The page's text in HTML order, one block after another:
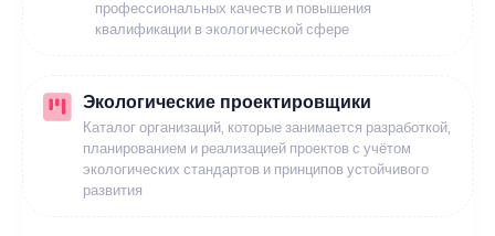
профессиональных качеств и повышения
квалификации в экологической сфере
Экологические проектировщики
Каталог организаций, которые занимается разработкой,
планированием и реализацией проектов с учётом
экологических стандартов и принципов устойчивого
развития